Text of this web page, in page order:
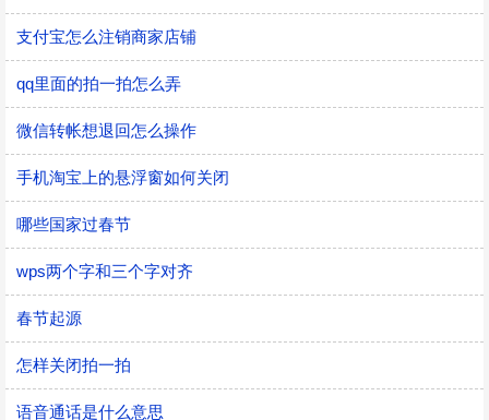
支付宝怎么注销商家店铺
qq里面的拍一拍怎么弄
微信转帐想退回怎么操作
手机淘宝上的悬浮窗如何关闭
哪些国家过春节
wps两个字和三个字对齐
春节起源
怎样关闭拍一拍
语音通话是什么意思